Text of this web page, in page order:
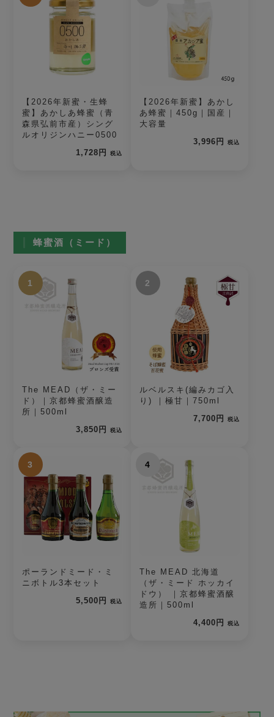
【2026年新蜜・生蜂
蜜】あかしあ蜂蜜（青
森県弘前市産）シング
ルオリジンハニー0500
1,728円
税込
【2026年新蜜】あかし
あ蜂蜜｜450g｜国産｜
大容量
3,996円
税込
蜂蜜酒（ミード）
1
The MEAD（ザ・ミー
ド）｜京都蜂蜜酒醸造
所｜500ml
3,850円
税込
2
ルベルスキ(編みカゴ入
り) ｜極甘｜750ml
7,700円
税込
3
ポーランドミード・ミ
ニボトル3本セット
5,500円
税込
4
The MEAD 北海道
（ザ・ミード ホッカイ
ドウ） ｜京都蜂蜜酒醸
造所｜500ml
4,400円
税込